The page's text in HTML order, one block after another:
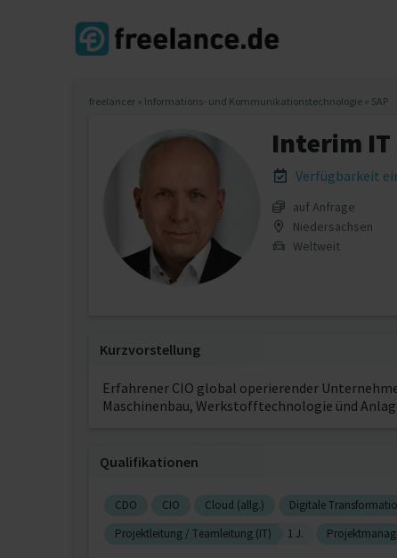
freelancer » Informations- und Kommunikationstechnologie » SAP
Interim IT
Verfügbarkeit
auf Anfrage
Niedersachsen
Weltweit
Kurzvorstellung
Erfahrener CIO global operierender
Maschinenbau, Werkstofftechnologie ünd
Qualifikationen
CDO CIO Cloud (allg.) Digitale
Projektleitung / Teamleitung (IT)
1 J.